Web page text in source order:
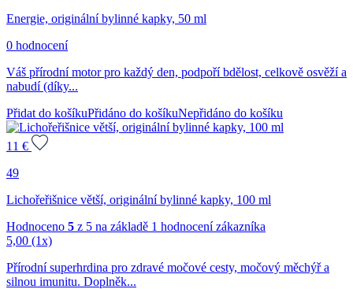
Energie, originální bylinné kapky, 50 ml
0 hodnocení
Váš přírodní motor pro každý den, podpoří bdělost, celkově osvěží a
nabudí (díky...
Přidat do košíkuPřidáno do košíkuNepřidáno do košíku
11 €
49
Lichořeřišnice větší, originální bylinné kapky, 100 ml
Hodnoceno 5 z 5 na základě 1 hodnocení zákazníka
5,00 (1x)
Přírodní superhrdina pro zdravé močové cesty, močový měchýř a
silnou imunitu. Doplněk...